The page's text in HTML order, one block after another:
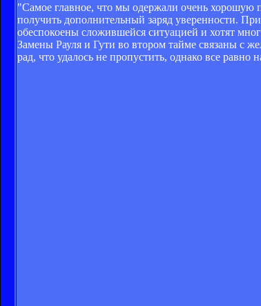
"Самое главное, что мы одержали очень хорошую
получить дополнительный заряд уверенности.
обеспокоены сложившейся ситуацией и хотят
Замены Рауля и Гути во втором тайме связаны с
рад, что удалось не пропустить, однако все равно